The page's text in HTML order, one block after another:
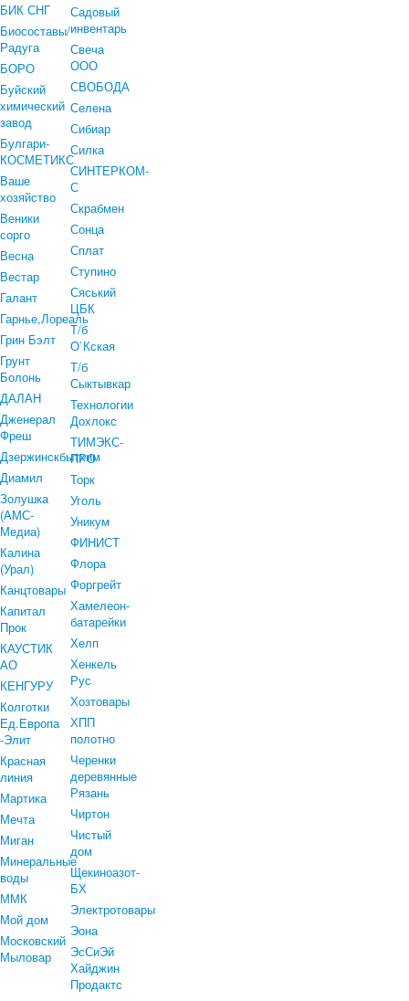
БИК СНГ
Биосоставы/
Радуга
БОРО
Буйский
химический
завод
Булгари-
КОСМЕТИКС
Ваше
хозяйство
Веники
сорго
Весна
Вестар
Галант
Гарнье,Лореаль
Грин Бэлт
Грунт
Болонь
ДАЛАН
Дженерал
Фреш
Дзержинскбытхим
Диамил
Золушка
(АМС-
Медиа)
Калина
(Урал)
Канцтовары
Капитал
Прок
КАУСТИК
АО
КЕНГУРУ
Колготки
Ед.Европа
-Элит
Красная
линия
Мартика
Мечта
Миган
Минеральные
воды
ММК
Мой дом
Московский
Мыловар
Садовый
инвентарь
Свеча
ООО
СВОБОДА
Селена
Сибиар
Силка
СИНТЕРКОМ-
С
Скрабмен
Сонца
Сплат
Ступино
Сяський
ЦБК
Т/б
О`Кская
Т/б
Сыктывкар
Технологии
Дохлокс
ТИМЭКС-
ПРО
Торк
Уголь
Уникум
ФИНИСТ
Флора
Форгрейт
Хамелеон-
батарейки
Хелп
Хенкель
Рус
Хозтовары
ХПП
полотно
Черенки
деревянные
Рязань
Чиртон
Чистый
дом
Щекиноазот-
БХ
Электротовары
Эона
ЭсСиЭй
Хайджин
Продактс